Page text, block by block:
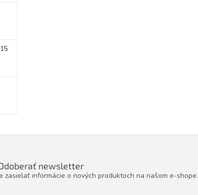
newsletter
zasielať informácie o nových produktoch na našom e-shope.